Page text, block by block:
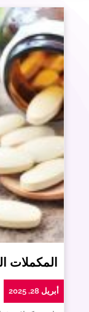
المكملات
أبريل 28, 2025